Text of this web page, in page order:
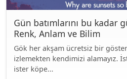
Gün batımlarını bu kadar
Renk, Anlam ve Bilim
Gök her akşam ücretsiz bir
izlemekten kendimizi alamayız.
ister köpe...